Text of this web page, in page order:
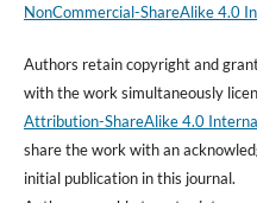
NonCommercial-ShareAlike 4.0
Authors retain copyright and
with the work simultaneously
Attribution-ShareAlike 4.0
share the work with an
initial publication in this journal.